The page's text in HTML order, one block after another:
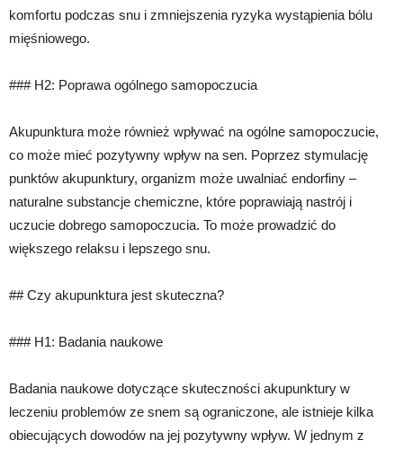
komfortu podczas snu i zmniejszenia ryzyka wystąpienia bólu
mięśniowego.
### H2: Poprawa ogólnego samopoczucia
Akupunktura może również wpływać na ogólne samopoczucie,
co może mieć pozytywny wpływ na sen. Poprzez stymulację
punktów akupunktury, organizm może uwalniać endorfiny –
naturalne substancje chemiczne, które poprawiają nastrój i
uczucie dobrego samopoczucia. To może prowadzić do
większego relaksu i lepszego snu.
## Czy akupunktura jest skuteczna?
### H1: Badania naukowe
Badania naukowe dotyczące skuteczności akupunktury w
leczeniu problemów ze snem są ograniczone, ale istnieje kilka
obiecujących dowodów na jej pozytywny wpływ. W jednym z